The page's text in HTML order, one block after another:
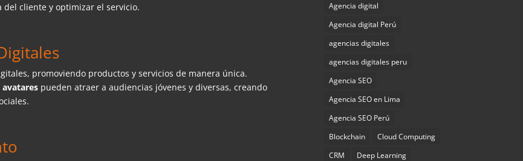
cliente y optimizar el servicio.
promoviendo productos y servicios de manera única.
avatares pueden atraer a audiencias jóvenes y diversas, creando
Agencia digital
Agencia digital Perú
agencias digitales
agencias digitales peru
Agencia SEO
Agencia SEO en Lima
Agencia SEO Perú
Blockchain
Cloud Computing
CRM
Deep Learning